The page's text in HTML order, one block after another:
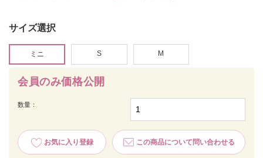
会員のみ価格公開
数量：
お気に入り登録 この商品について問い合わせる
サイズ選択
ミニ S M